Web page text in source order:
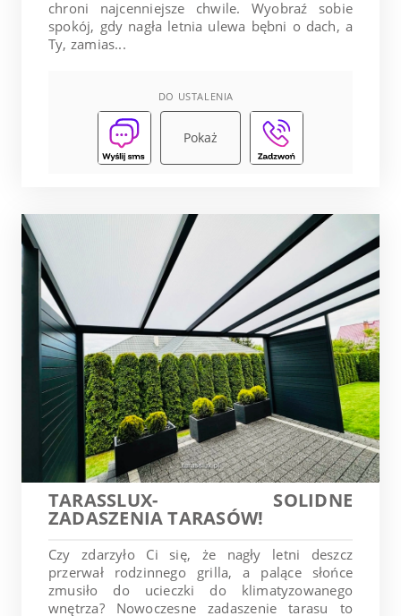
chroni najcenniejsze chwile. Wyobraź sobie
spokój, gdy nagła letnia ulewa bębni o dach, a
Ty, zamias...
DO USTALENIA
Pokaż
TARASSLUX- SOLIDNE
ZADASZENIA TARASÓW!
Czy zdarzyło Ci się, że nagły letni deszcz
przerwał rodzinnego grilla, a palące słońce
zmusiło do ucieczki do klimatyzowanego
wnętrza? Nowoczesne zadaszenie tarasu to